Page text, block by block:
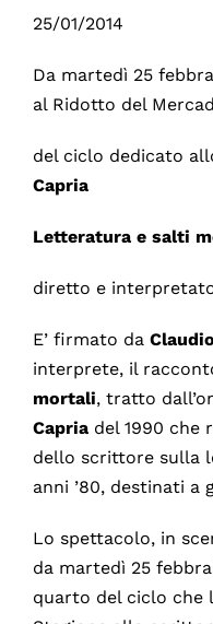
25/01/2014
Da martedì 25
al Ridotto del
del ciclo dedicato
Capria
Letteraturae salti
diretto e
E’ firmato da
interprete, il
mortali, tratto
Capria del 1990 che
dello scrittore sulla
anni ’80, destinati a
Lo spettacolo, in
da martedì 25
quarto del ciclo che